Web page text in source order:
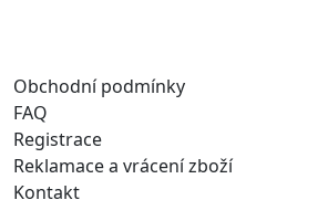
Obchodní podmínky
FAQ
Registrace
Reklamace a vrácení zboží
Kontakt